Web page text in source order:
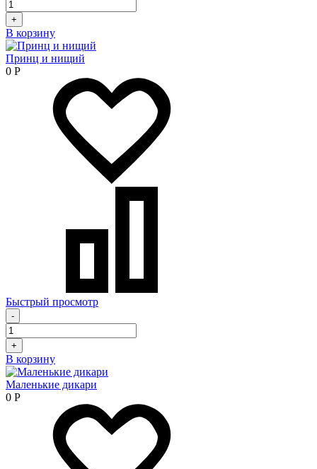
+
В корзину
Принц и нищий
0 Р
Быстрый просмотр
-
+
В корзину
Маленькие дикари
0 Р